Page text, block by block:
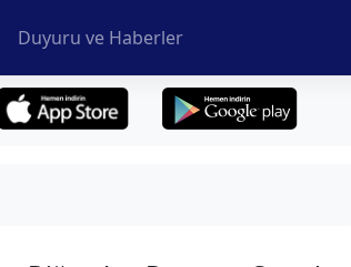
Duyuru ve Haberler